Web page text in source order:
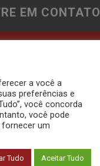
EM
/ RECLAMAÇÕES
a você a
preferências e
você concorda
você pode
um
Tudo Aceitar Tudo